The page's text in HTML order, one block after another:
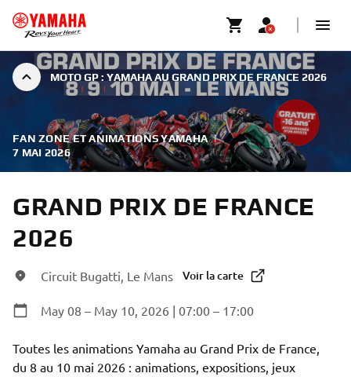
MOTO GP : YAMAHA AU GRAND PRIX DE FRANCE 2026
FAN ZONE ET ANIMATIONS YAMAHA |
7 MAI 2026
GRAND PRIX DE FRANCE
2026
Circuit Bugatti, Le Mans Voir la carte
May 08 – May 10, 2026 | 07:00 – 17:00
Toutes les animations Yamaha au Grand Prix de France,
du 8 au 10 mai 2026 : animations, expositions, jeux